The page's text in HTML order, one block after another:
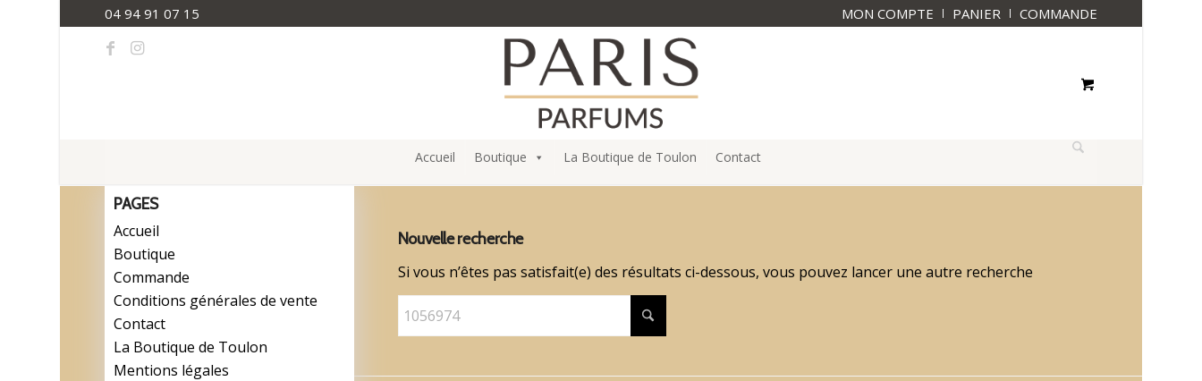
MON COMPTE PANIER COMMANDE
04 94 91 07 15
Accueil Boutique La Boutique de Toulon Contact
Nouvelle recherche
Si vous n’êtes pas satisfait(e) des résultats ci-dessous, vous pouvez lancer une autre recherche
PAGES
Accueil
Boutique
Commande
Conditions générales de vente
Contact
La Boutique de Toulon
Mentions légales